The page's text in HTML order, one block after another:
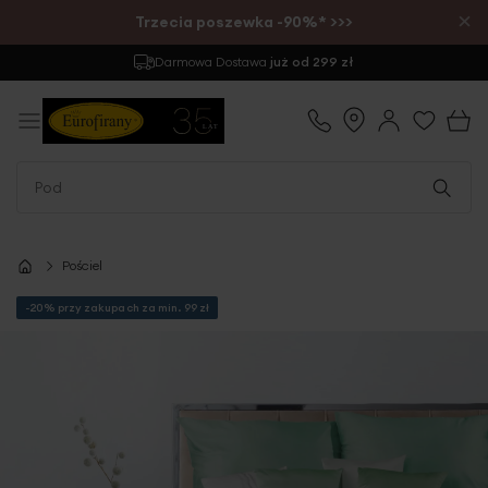
Trzecia poszewka -90%* >>> ×
Darmowa Dostawa już od 299 zł
Pościel
-20% przy zakupach za min. 99 zł